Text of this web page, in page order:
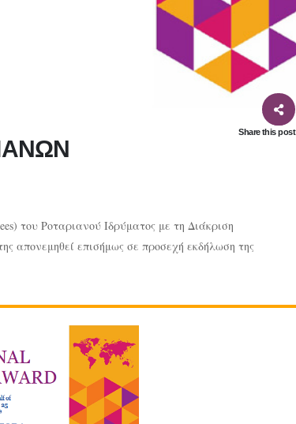
Share this post
του Ροταριανού Ιδρύματος με τη Διάκριση
απονεμηθεί επισήμως σε προσεχή εκδήλωση της